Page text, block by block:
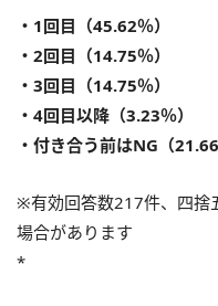
・1回目（45.62％）
・2回目（14.75％）
・3回目（14.75％）
・4回目以降（3.23％）
・付き合う前はNG（21.66
※有効回答数217件、四捨
場合があります
*